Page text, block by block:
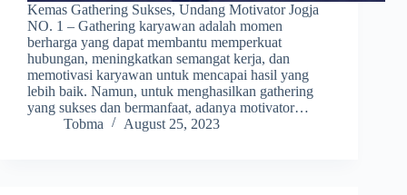
Kemas Gathering Sukses, Undang Motivator Jogja
NO. 1 – Gathering karyawan adalah momen
berharga yang dapat membantu memperkuat
hubungan, meningkatkan semangat kerja, dan
memotivasi karyawan untuk mencapai hasil yang
lebih baik. Namun, untuk menghasilkan gathering
yang sukses dan bermanfaat, adanya motivator…
Tobma
August 25, 2023